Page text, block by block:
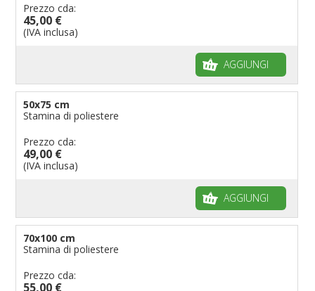
Prezzo cda:
45,00 €
(IVA inclusa)
AGGIUNGI
50x75 cm
Stamina di poliestere
Prezzo cda:
49,00 €
(IVA inclusa)
AGGIUNGI
70x100 cm
Stamina di poliestere
Prezzo cda:
55,00 €